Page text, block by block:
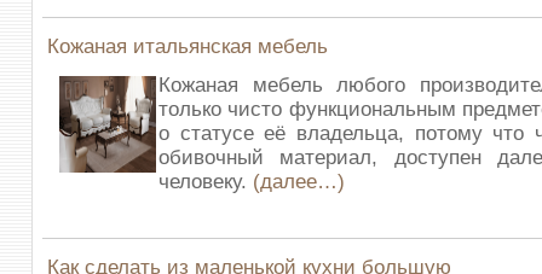
Кожаная итальянская мебель
Кожаная мебель любого
только чисто функциональным
о статусе её владельца, потому что
обивочный материал, доступен
человеку. (далее…)
Как сделать из маленькой кухни большую